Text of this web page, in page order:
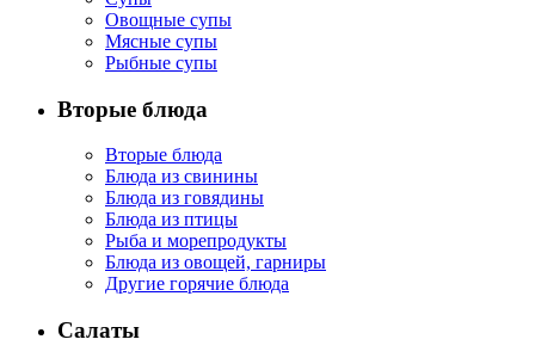
Овощные супы
Мясные супы
Рыбные супы
Вторые блюда
Вторые блюда
Блюда из свинины
Блюда из говядины
Блюда из птицы
Рыба и морепродукты
Блюда из овощей, гарниры
Другие горячие блюда
Салаты